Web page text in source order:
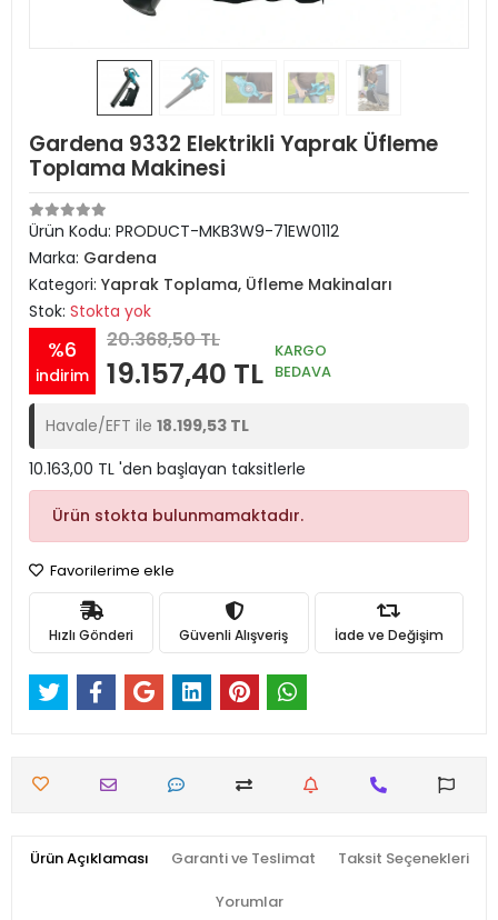
Gardena 9332 Elektrikli Yaprak Üfleme
Toplama Makinesi
Ürün Kodu: PRODUCT-MKB3W9-71EW0112
Marka: Gardena
Kategori: Yaprak Toplama, Üfleme Makinaları
Stok: Stokta yok
%6
indirim
20.368,50 TL
19.157,40 TL
KARGO
BEDAVA
Havale/EFT ile 18.199,53 TL
10.163,00 TL 'den başlayan taksitlerle
Ürün stokta bulunmamaktadır.
Favorilerime ekle
Hızlı Gönderi Güvenli Alışveriş İade ve Değişim
Ürün Açıklaması Garanti ve Teslimat Taksit Seçenekleri
Yorumlar